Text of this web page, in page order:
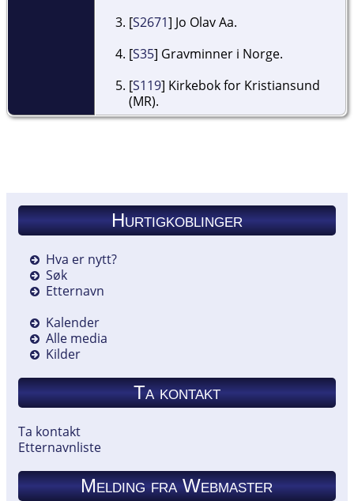
[S2671] Jo Olav Aa.
[S35] Gravminner i Norge.
[S119] Kirkebok for Kristiansund
(MR).
Hurtigkoblinger
Hva er nytt?
Søk
Etternavn
Kalender
Alle media
Kilder
Ta kontakt
Ta kontakt
Etternavnliste
Melding fra Webmaster